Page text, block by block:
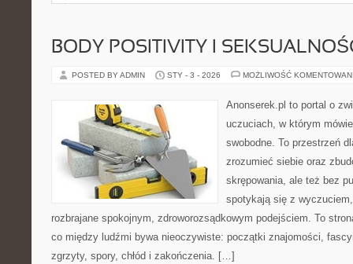
BODY POSITIVITY I
POSTED BY ADMIN STY - 3 - 2026 MOŻLIWOŚĆ
Anonserek.pl to portal o
uczuciach, w którym
swobodne. To przestrzeń
zrozumieć siebie oraz
skrępowania, ale też bez
spotykają się z
rozbrajane spokojnym, zdroworozsądkowym podejściem. To
co między ludźmi bywa nieoczywiste: początki znajomości,
zgrzyty, spory, chłód i zakończenia. […]